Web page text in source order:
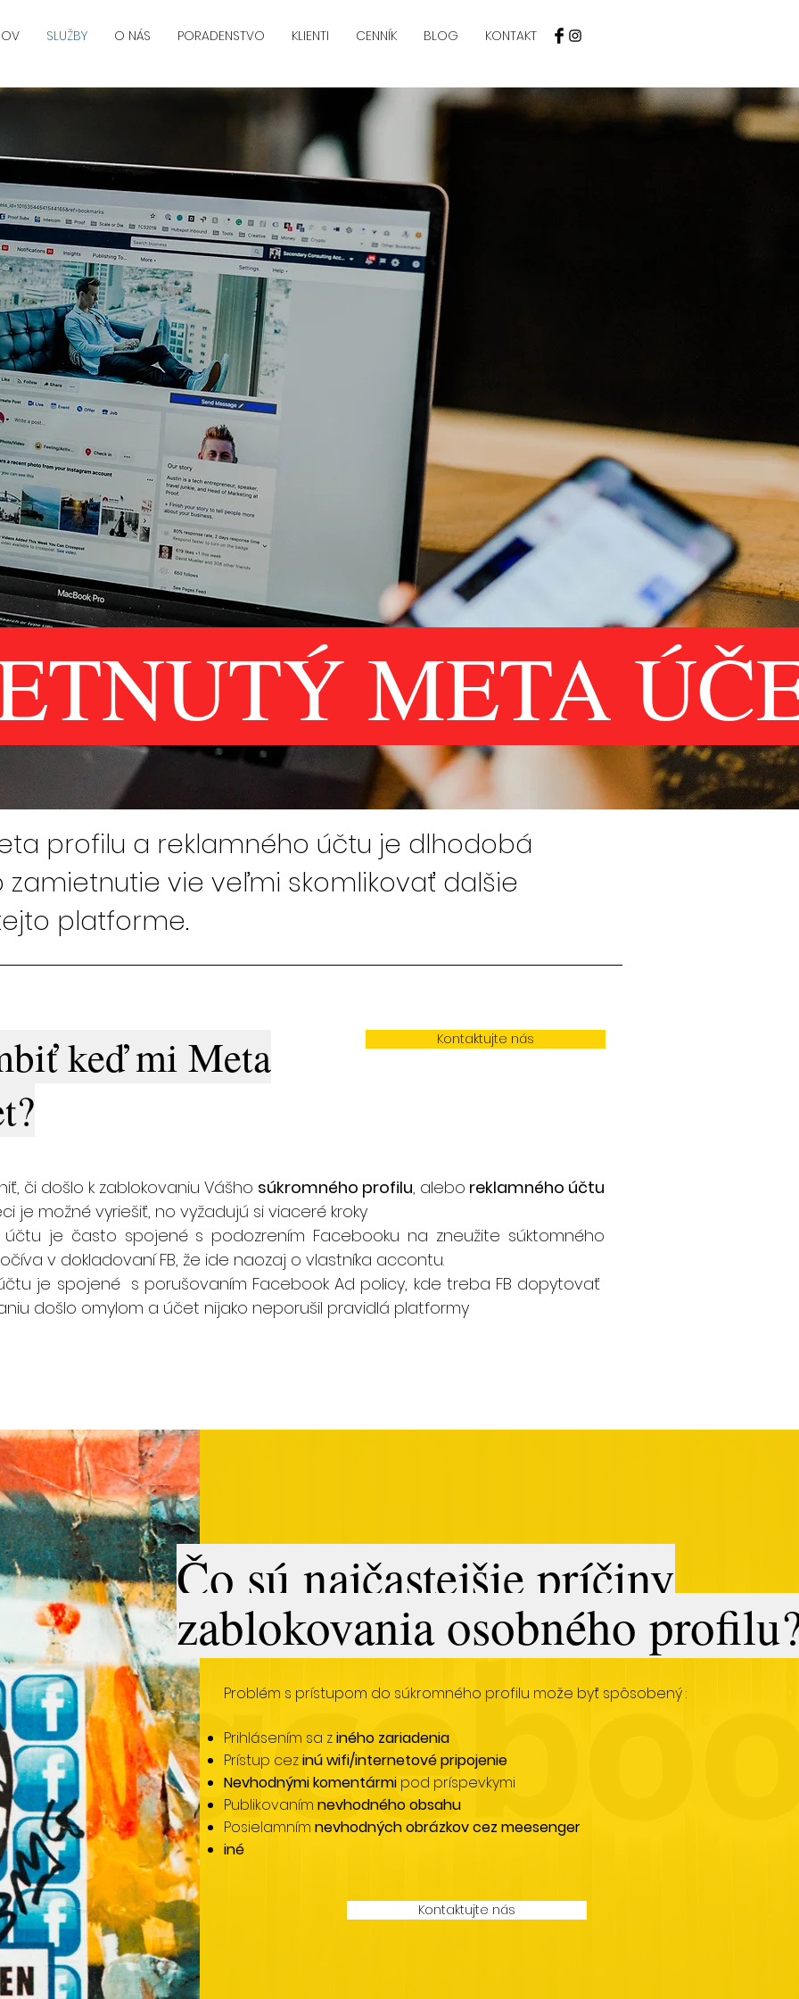
SLUŽBY O NÁS PORADENSTVO KLIENTI CENNÍK BLOG KONTAKT
META
profilu a reklamného účtu je dlhodobá
zamietnutie vie veľmi skomlikovať dalšie
platforme.
keď mi Meta
Kontaktujte nás
či došlo k zablokovaniu Vášho súkromného profilu, alebo reklamného účtu
je možné vyriešiť, no vyžadujú si viaceré kroky
účtu je často spojené s podozrením Facebooku na zneužite súktomného
v dokladovaní FB, že ide naozaj o vlastníka accontu.
je spojené s porušovaním Facebook Ad policy, kde treba FB dopytovať
došlo omylom a účet nijako neporušil pravidlá platformy
Čo sú najčastejšie príčiny
zablokovania osobného
Problém s prístupom do súkromného profilu može byť spôsobený :
Prihlásením sa ziného zariadenia
Prístup cezinú wifi/internetové pripojenie
Nevhodnými komentármi pod príspevkymi
Publikovaním nevhodného obsahu
Posielamním nevhodných obrázkov cez meesenger
iné
Kontaktujte nás